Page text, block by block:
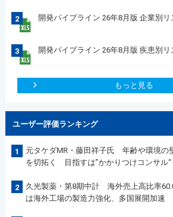
2 開発パイプライン 26年8月版 企業別リ
3 開発パイプライン 26年8月版 疾患別リ
もっと見る
ユーザー評価ランキング
1
元タケダMR・藤田祥子氏 年齢や環境の
を切拓く 目指すは”かかりつけコンサル“
2
久光製薬・第8期中計 海外売上高比率
は海外工場の製造力強化、多国展開加速